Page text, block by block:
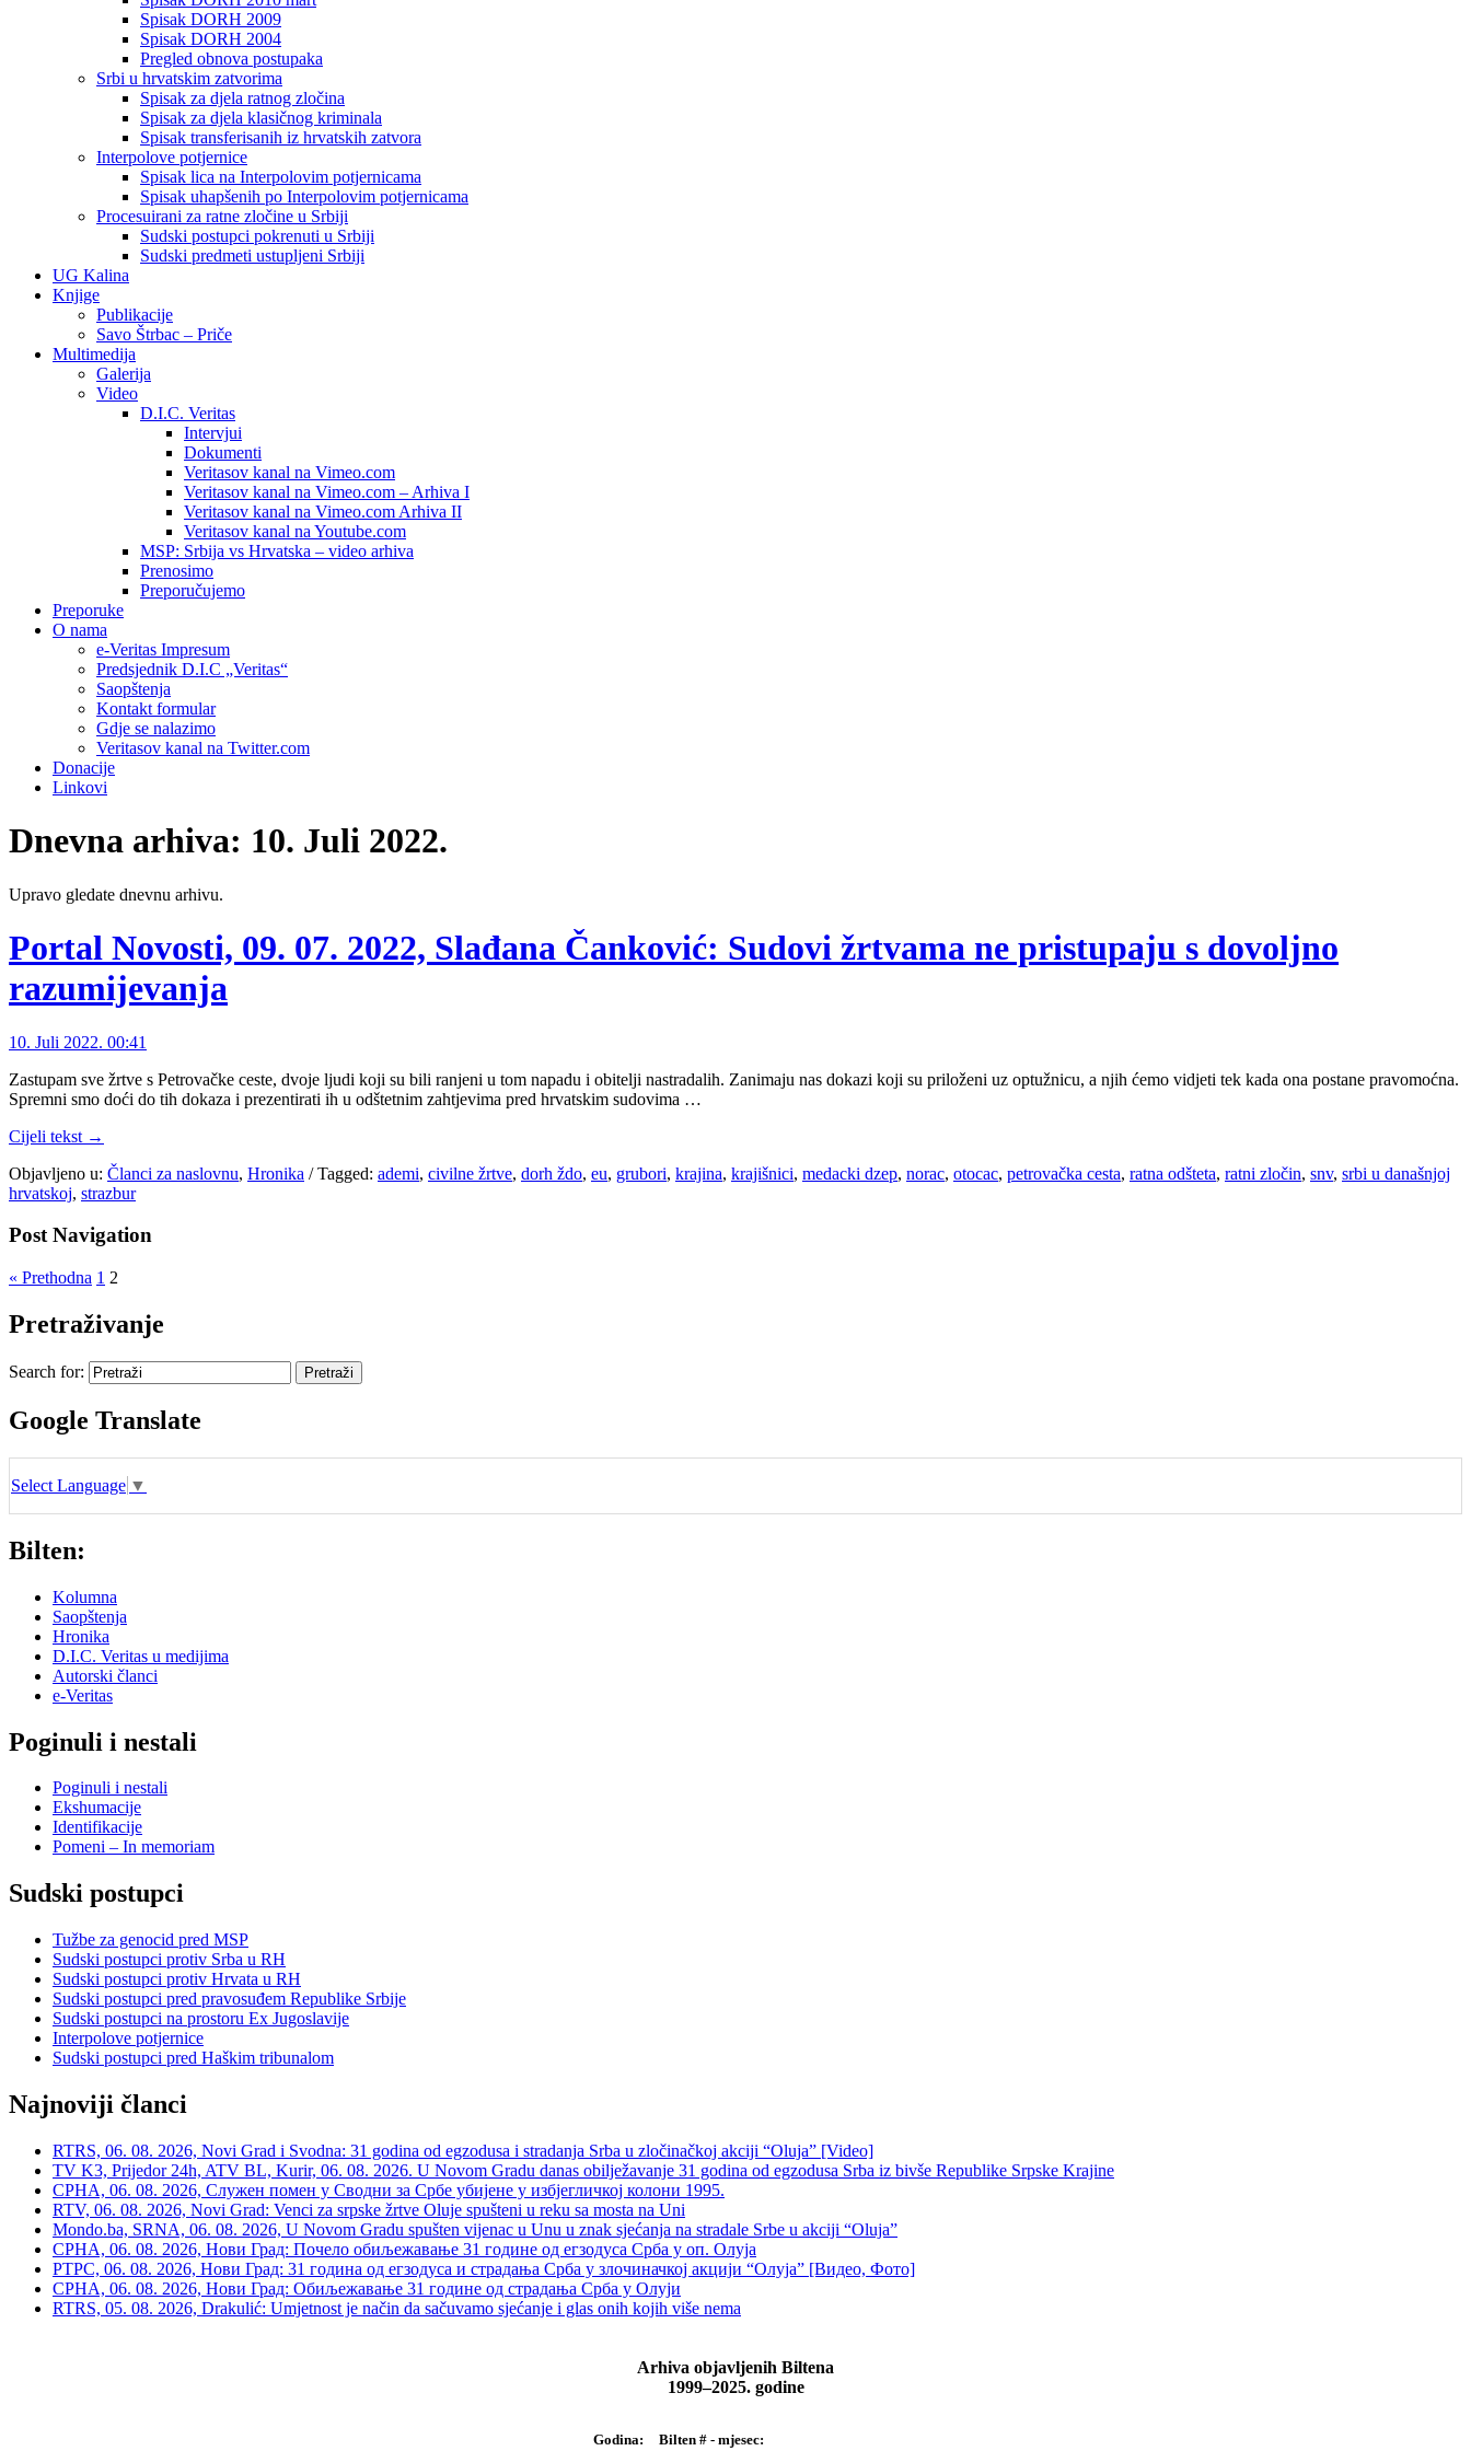
Spisak DORH 2009
Spisak DORH 2004
Pregled obnova postupaka
Srbi u hrvatskim zatvorima
Spisak za djela ratnog zločina
Spisak za djela klasičnog kriminala
Spisak transferisanih iz hrvatskih zatvora
Interpolove potjernice
Spisak lica na Interpolovim potjernicama
Spisak uhapšenih po Interpolovim potjernicama
Procesuirani za ratne zločine u Srbiji
Sudski postupci pokrenuti u Srbiji
Sudski predmeti ustupljeni Srbiji
UG Kalina
Knjige
Publikacije
Savo Štrbac – Priče
Multimedija
Galerija
Video
D.I.C. Veritas
Intervjui
Dokumenti
Veritasov kanal na Vimeo.com
Veritasov kanal na Vimeo.com – Arhiva I
Veritasov kanal na Vimeo.com Arhiva II
Veritasov kanal na Youtube.com
MSP: Srbija vs Hrvatska – video arhiva
Prenosimo
Preporučujemo
Preporuke
O nama
e-Veritas Impresum
Predsjednik D.I.C „Veritas“
Saopštenja
Kontakt formular
Gdje se nalazimo
Veritasov kanal na Twitter.com
Donacije
Linkovi
Dnevna arhiva: 10. Juli 2022.
Upravo gledate dnevnu arhivu.
Portal Novosti, 09. 07. 2022, Slađana Čanković: Sudovi žrtvama ne pristupaju s dovoljno
razumijevanja
10. Juli 2022. 00:41
Zastupam sve žrtve s Petrovačke ceste, dvoje ljudi koji su bili ranjeni u tom napadu i obitelji nastradalih. Zanimaju nas dokazi koji su priloženi uz optužnicu, a njih ćemo vidjeti tek kada ona postane pravomoćna.
Spremni smo doći do tih dokaza i prezentirati ih u odštetnim zahtjevima pred hrvatskim sudovima …
Cijeli tekst →
Objavljeno u: Članci za naslovnu, Hronika /Tagged: ademi, civilne žrtve, dorh ždo, eu, grubori, krajina, krajišnici, medacki dzep, norac, otocac, petrovačka cesta, ratna odšteta, ratni zločin, snv, srbi u današnjoj
hrvatskoj, strazbur
Post Navigation
« Prethodna 1 2
Pretraživanje
Search for:
Google Translate
Select Language ▼
Bilten:
Kolumna
Saopštenja
Hronika
D.I.C. Veritas u medijima
Autorski članci
e-Veritas
Poginuli i nestali
Poginuli i nestali
Ekshumacije
Identifikacije
Pomeni – In memoriam
Sudski postupci
Tužbe za genocid pred MSP
Sudski postupci protiv Srba u RH
Sudski postupci protiv Hrvata u RH
Sudski postupci pred pravosuđem Republike Srbije
Sudski postupci na prostoru Ex Jugoslavije
Interpolove potjernice
Sudski postupci pred Haškim tribunalom
Najnoviji članci
RTRS, 06. 08. 2026, Novi Grad i Svodna: 31 godina od egzodusa i stradanja Srba u zločinačkoj akciji “Oluja” [Video]
TV K3, Prijedor 24h, ATV BL, Kurir, 06. 08. 2026. U Novom Gradu danas obilježavanje 31 godina od egzodusa Srba iz bivše Republike Srpske Krajine
СРНА, 06. 08. 2026, Служен помен у Сводни за Србе убијене у избјегличкој колони 1995.
RTV, 06. 08. 2026, Novi Grad: Venci za srpske žrtve Oluje spušteni u reku sa mosta na Uni
Mondo.ba, SRNA, 06. 08. 2026, U Novom Gradu spušten vijenac u Unu u znak sjećanja na stradale Srbe u akciji “Oluja”
СРНА, 06. 08. 2026, Нови Град: Почело обиљежавање 31 године од егзодуса Срба у оп. Олуја
РТРС, 06. 08. 2026, Нови Град: 31 година од егзодуса и страдања Срба у злочиначкој акцији “Олуја” [Видео, Фото]
СРНА, 06. 08. 2026, Нови Град: Обиљежавање 31 године од страдања Срба у Олуји
RTRS, 05. 08. 2026, Drakulić: Umjetnost je način da sačuvamo sjećanje i glas onih kojih više nema
Arhiva objavljenih Biltena
1999–2025. godine
Godina: Bilten # - mjesec: